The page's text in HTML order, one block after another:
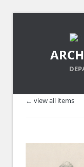
← view all items